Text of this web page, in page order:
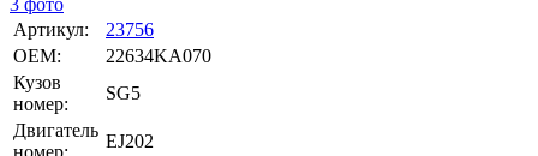
Артикул:
23756
OEM:
22634KA070
Кузов
номер:
SG5
Двигатель
номер:
EJ202